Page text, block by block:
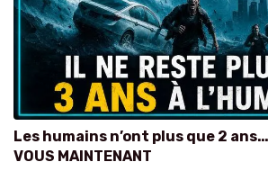
Les humains n’ont plus que 2 ans…
VOUS MAINTENANT